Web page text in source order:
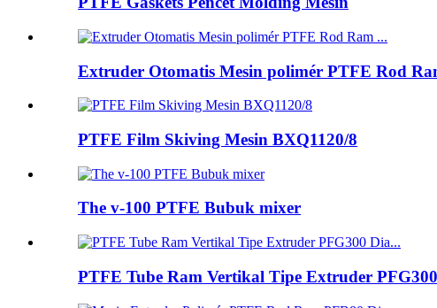
Extruder Otomatis Mesin polimér PTFE Rod
PTFE Film Skiving Mesin BXQ1120/8
The v-100 PTFE Bubuk mixer
PTFE Tube Ram Vertikal Tipe Extruder